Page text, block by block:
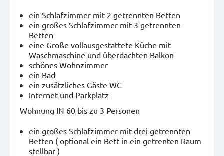
ein Schlafzimmer mit 2 getrennten Betten
ein großes Schlafzimmer mit 3 getrennten
Betten
eine Große vollausgestattete Küche mit
Waschmaschine und überdachten Balkon
schönes Wohnzimmer
ein Bad
ein zusätzliches Gäste WC
Internet und Parkplatz
Wohnung IN 60 bis zu 3 Personen
ein großes Schlafzimmer mit drei getrennten
Betten ( optional ein Bett in ein getrenten Raum
stellbar )